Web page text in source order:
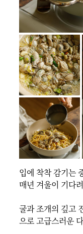
입에 착착 감기는
매년 겨울이 기다
굴과 조개의 깊고
으로 고급스러운